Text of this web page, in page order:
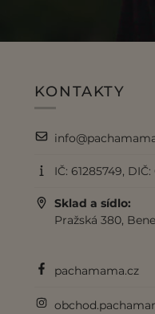
KONTAKTY
IČ: 61285749,
Sklad a sídlo:
Pražská 380,
pachamama.cz